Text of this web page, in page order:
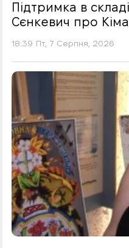
Підтримка в
Сєнкевич про Кіма
18:39 Пт, 7 Серпня, 2026